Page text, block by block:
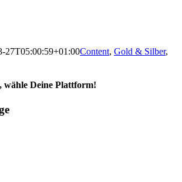
27T05:00:59+01:00Content, Gold & Silber,
wähle Deine Plattform!